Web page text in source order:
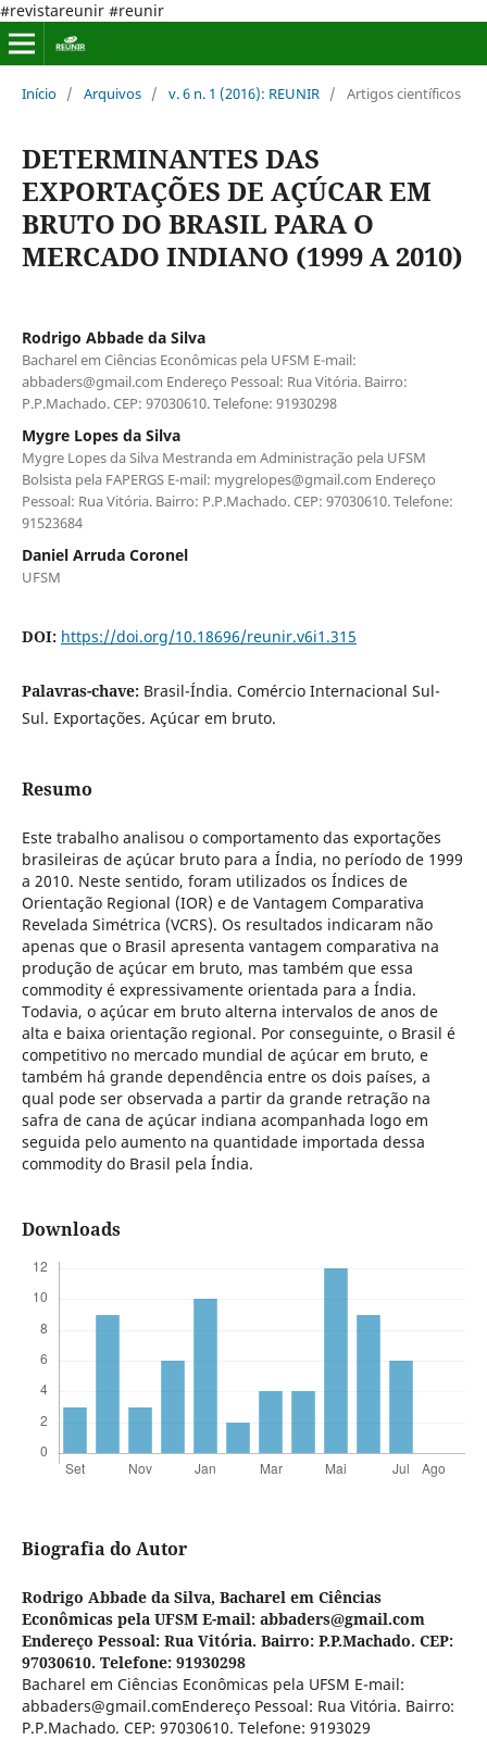
#revistareunir #reunir
Início / Arquivos / v. 6 n. 1 (2016): REUNIR / Artigos científicos
DETERMINANTES DAS
EXPORTAÇÕES DE AÇÚCAR EM
BRUTO DO BRASIL PARA O
MERCADO INDIANO (1999 A 2010)
Rodrigo Abbade da Silva
Bacharel em Ciências Econômicas pela UFSM E-mail:
abbaders@gmail.com Endereço Pessoal: Rua Vitória. Bairro:
P.P.Machado. CEP: 97030610. Telefone: 91930298
Mygre Lopes da Silva
Mygre Lopes da Silva Mestranda em Administração pela UFSM
Bolsista pela FAPERGS E-mail: mygrelopes@gmail.com Endereço
Pessoal: Rua Vitória. Bairro: P.P.Machado. CEP: 97030610. Telefone:
91523684
Daniel Arruda Coronel
UFSM
DOI: https://doi.org/10.18696/reunir.v6i1.315
Palavras-chave: Brasil-Índia. Comércio Internacional Sul-
Sul. Exportações. Açúcar em bruto.
Resumo
Este trabalho analisou o comportamento das exportações
brasileiras de açúcar bruto para a Índia, no período de 1999
a 2010. Neste sentido, foram utilizados os Índices de
Orientação Regional (IOR) e de Vantagem Comparativa
Revelada Simétrica (VCRS). Os resultados indicaram não
apenas que o Brasil apresenta vantagem comparativa na
produção de açúcar em bruto, mas também que essa
commodity é expressivamente orientada para a Índia.
Todavia, o açúcar em bruto alterna intervalos de anos de
alta e baixa orientação regional. Por conseguinte, o Brasil é
competitivo no mercado mundial de açúcar em bruto, e
também há grande dependência entre os dois países, a
qual pode ser observada a partir da grande retração na
safra de cana de açúcar indiana acompanhada logo em
seguida pelo aumento na quantidade importada dessa
commodity do Brasil pela Índia.
Downloads
Biografia do Autor
Rodrigo Abbade da Silva, Bacharel em Ciências
Econômicas pela UFSM E-mail: abbaders@gmail.com
Endereço Pessoal: Rua Vitória. Bairro: P.P.Machado. CEP:
97030610. Telefone: 91930298
Bacharel em Ciências Econômicas pela UFSM E-mail:
abbaders@gmail.comEndereço Pessoal: Rua Vitória. Bairro:
P.P.Machado. CEP: 97030610. Telefone: 9193029